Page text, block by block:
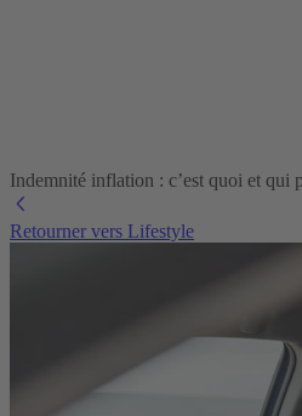
Indemnité inflation : c’est quoi et qui
Retourner vers Lifestyle